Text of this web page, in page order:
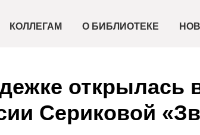
КОЛЛЕГАМ О БИБЛИОТЕКЕ
открылась
Сериковой